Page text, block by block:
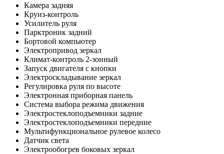
Камера задняя
Круиз-контроль
Усилитель руля
Парктроник задний
Бортовой компьютер
Электропривод зеркал
Климат-контроль 2-зонный
Запуск двигателя с кнопки
Электроскладывание зеркал
Регулировка руля по высоте
Электронная приборная панель
Система выбора режима движения
Электростеклоподъемники задние
Электростеклоподъемники передние
Мультифункциональное рулевое колесо
Датчик света
Электрообогрев боковых зеркал